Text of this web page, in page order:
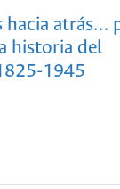
hacia atrás…
historia del
1945